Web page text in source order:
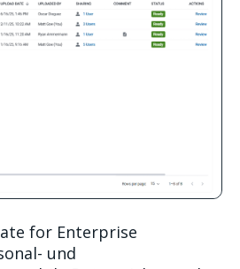
for Enterprise
und